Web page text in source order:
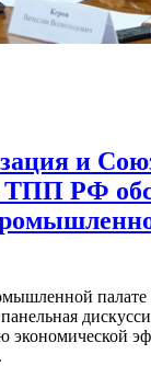
и
ТПП РФ
палате
экономической